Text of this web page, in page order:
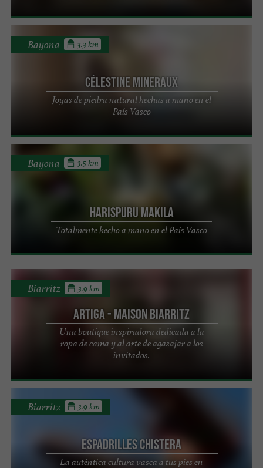
Célestine Mineraux
Joyas de piedra natural hechas a mano en el
País Vasco
Bayona 3.3 km
Harispuru Makila
Totalmente hecho a mano en el País Vasco
Bayona 3.5 km
Artiga - Maison Biarritz
Una boutique inspiradora dedicada a la
ropa de cama y al arte de agasajar a los
invitados.
Biarritz 3.9 km
Espadrilles Chistera
La auténtica cultura vasca a tus pies en
Biarritz 3.9 km